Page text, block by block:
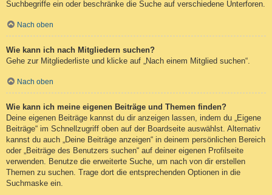
Suchbegriffe ein oder beschränke die Suche auf verschiedene Unterforen.
Nach oben
Wie kann ich nach Mitgliedern suchen?
Gehe zur Mitgliederliste und klicke auf „Nach einem Mitglied suchen“.
Nach oben
Wie kann ich meine eigenen Beiträge und Themen finden?
Deine eigenen Beiträge kannst du dir anzeigen lassen, indem du „Eigene
Beiträge“ im Schnellzugriff oben auf der Boardseite auswählst. Alternativ
kannst du auch „Deine Beiträge anzeigen“ in deinem persönlichen Bereich
oder „Beiträge des Benutzers suchen“ auf deiner eigenen Profilseite
verwenden. Benutze die erweiterte Suche, um nach von dir erstellen
Themen zu suchen. Trage dort die entsprechenden Optionen in die
Suchmaske ein.